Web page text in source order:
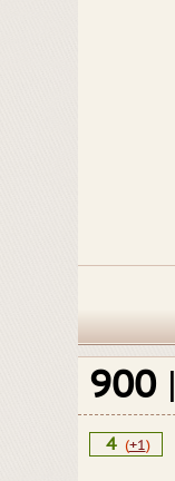
900 |
4 (+1)